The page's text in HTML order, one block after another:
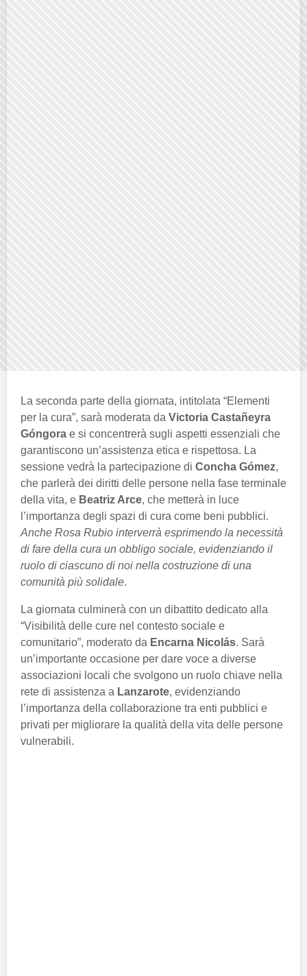
La seconda parte della giornata, intitolata “Elementi
per la cura”, sarà moderata da Victoria Castañeyra
Góngora e si concentrerà sugli aspetti essenziali che
garantiscono un’assistenza etica e rispettosa. La
sessione vedrà la partecipazione di Concha Gómez,
che parlerà dei diritti delle persone nella fase terminale
della vita, e Beatriz Arce, che metterà in luce
l’importanza degli spazi di cura come beni pubblici.
Anche Rosa Rubio interverrà esprimendo la necessità
di fare della cura un obbligo sociale, evidenziando il
ruolo di ciascuno di noi nella costruzione di una
comunità più solidale.
La giornata culminerà con un dibattito dedicato alla
“Visibilità delle cure nel contesto sociale e
comunitario”, moderato da Encarna Nicolás. Sarà
un’importante occasione per dare voce a diverse
associazioni locali che svolgono un ruolo chiave nella
rete di assistenza a Lanzarote, evidenziando
l’importanza della collaborazione tra enti pubblici e
privati per migliorare la qualità della vita delle persone
vulnerabili.